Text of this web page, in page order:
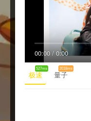
00:00/0:00
极速
527ms
量子
2018ms